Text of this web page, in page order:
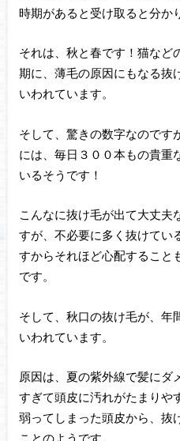
時期があると受け取ると分か
それは、秋と春です！猫など
期に、薄毛の原因にもなる抜
いわれています。
そして、驚きの数字なのです
には、毎日３００本もの貴重
いるそうです！
こんなに抜け毛が出て大丈夫
すが、不必要に多く抜けてい
すからそれほど心配すること
です。
そして、秋口の抜け毛が、年
いわれています。
原因は、夏の紫外線で髪にダ
すぎて頭皮に汚れがたまりや
弱ってしまった頭皮から、抜
ことのようです。